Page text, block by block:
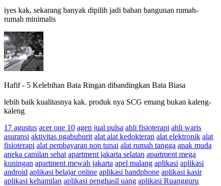
iyes kak, sekarang banyak dipilih jadi bahan bangunan rumah-
rumah minimalis
Hafif- 5 Kelebihan Bata Ringan dibandingkan Bata Biasa
lebih baik kualitasnya kak. produk nya SCG emang bukan kaleng-
kaleng
17 agustus acer one 10 agen jual pulsa ahli fisioterapi ahli waris
asuransi aktivitas ngabuburit alat alat kedokteran alat elektronik alat
fisioterapi alat pembayaran non tunai alat rumah tangga anak muda
aneka camilan sehat apartment jakarta selatan apartment mega
kuningan apartment mewah jakarta apel malang aplikasi aplikasi
android aplikasi belajar online aplikasi handphone aplikasi kasir
aplikasi kehamilan aplikasi penghasil uang aplikasi Ruangguru